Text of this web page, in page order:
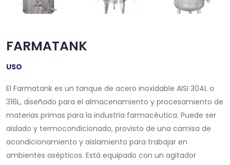
FARMATANK
USO
El Farmatank es un tanque de acero inoxidable AISI 304L o
316L, diseñado para el almacenamiento y procesamiento de
materias primas para la industria farmacéutica. Puede ser
aislado y termocondicionado, provisto de una camisa de
acondicionamiento y aislamiento para trabajar en
ambientes asépticos. Está equipado con un agitador